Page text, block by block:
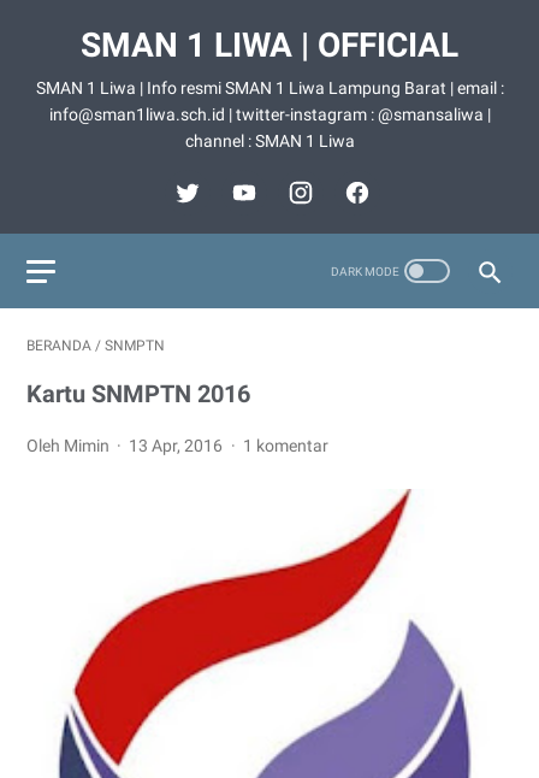
SMAN 1 LIWA | OFFICIAL
SMAN 1 Liwa | Info resmi SMAN 1 Liwa Lampung Barat | email :
info@sman1liwa.sch.id | twitter-instagram : @smansaliwa |
channel : SMAN 1 Liwa
BERANDA / SNMPTN
Kartu SNMPTN 2016
Oleh Mimin 13 Apr, 2016 1 komentar